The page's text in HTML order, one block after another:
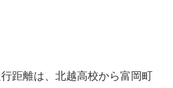
距離は、北越高校から富岡町